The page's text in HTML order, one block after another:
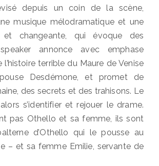
depuis un coin de la scène,
musique mélodramatique et une
et changeante, qui évoque des
annonce avec emphase
l’histoire terrible du Maure de Venise
Desdémone, et promet de
des secrets et des trahisons. Le
s’identifier et rejouer le drame.
pas Othello et sa femme, ils sont
d’Othello qui le pousse au
– et sa femme Emilie, servante de